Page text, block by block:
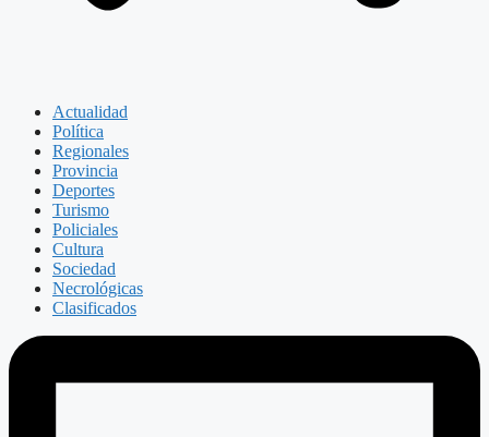
Actualidad
Política
Regionales
Provincia
Deportes
Turismo
Policiales
Cultura
Sociedad
Necrológicas
Clasificados